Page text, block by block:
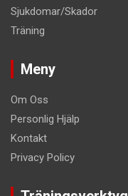
Sjukdomar/Skador
Träning
Meny
Om Oss
Personlig Hjälp
Kontakt
Privacy Policy